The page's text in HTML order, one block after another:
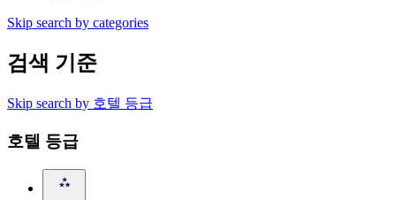
Skip search by categories
검색 기준
Skip search by 호텔 등급
호텔 등급